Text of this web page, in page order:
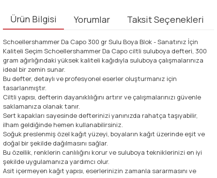
Ürün Bilgisi Yorumlar Taksit Seçenekleri
Schoellershammer Da Capo 300 gr Sulu Boya Blok - Sanatınız İçin
Kaliteli Seçim Schoellershammer Da Capo ciltli suluboya defteri, 300
gram ağırlığındaki yüksek kaliteli kağıdıyla suluboya çalışmalarınıza
ideal bir zemin sunar.
Bu defter, detaylı ve profesyonel eserler oluşturmanız için
tasarlanmıştır.
Ciltli yapısı, defterin dayanıklılığını artırır ve çalışmalarınızı güvenle
saklamanıza olanak tanır.
Sert kapakları sayesinde defterinizi yanınızda rahatça taşıyabilir,
ilham geldiğinde hemen kullanabilirsiniz.
Soğuk preslenmiş özel kağıt yüzeyi, boyaların kağıt üzerinde eşit ve
doğal bir şekilde dağılmasını sağlar.
Bu özellik, renklerin canlılığını korur ve suluboya tekniklerinizi en iyi
şekilde uygulamanıza yardımcı olur.
Asit içermeyen kağıt yapısı, eserlerinizin zamanla sararmasını ve